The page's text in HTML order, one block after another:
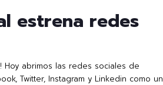
estrena redes
Hoy abrimos las redes sociales de
Twitter, Instagram y Linkedin como un